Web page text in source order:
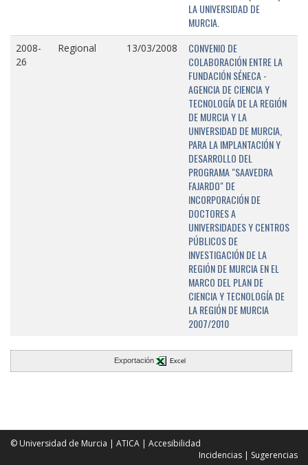
LA UNIVERSIDAD DE
MURCIA.
2008-
26
Regional 13/03/2008
CONVENIO DE
COLABORACIÓN ENTRE LA
FUNDACIÓN SÉNECA -
AGENCIA DE CIENCIA Y
TECNOLOGÍA DE LA REGIÓN
DE MURCIA Y LA
UNIVERSIDAD DE MURCIA,
PARA LA IMPLANTACIÓN Y
DESARROLLO DEL
PROGRAMA "SAAVEDRA
FAJARDO" DE
INCORPORACIÓN DE
DOCTORES A
UNIVERSIDADES Y CENTROS
PÚBLICOS DE
INVESTIGACIÓN DE LA
REGIÓN DE MURCIA EN EL
MARCO DEL PLAN DE
CIENCIA Y TECNOLOGÍA DE
LA REGIÓN DE MURCIA
2007/2010
Exportación Excel
© Universidad de Murcia | ATICA | Accesibilidad
Incidencias | Sugerencias